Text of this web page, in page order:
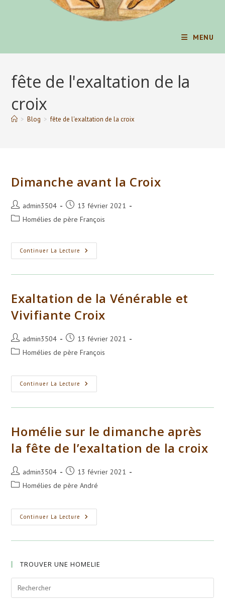
MENU
fête de l'exaltation de la
croix
> Blog > fête de l'exaltation de la croix
Dimanche avant la Croix
Auteur/autrice
de
admin3504
Publication
publiée :
13 février 2021
PostHomélies de père François
Continuer La Lecture Dimanche
Avant
Croix
Exaltation de la Vénérable et
Vivifiante Croix
Auteur/autrice
de
admin3504
Publication
publiée :
13 février 2021
PostHomélies de père François
Continuer La Lecture Exaltation
De
Vénérable
Croix
Homélie sur le dimanche après
la fête de l’exaltation de la croix
Auteur/autrice
de
admin3504
Publication
publiée :
13 février 2021
PostHomélies de père André
Continuer La Lecture Homélie
Sur
Dimanche
De
De
TROUVER UNE HOMELIE